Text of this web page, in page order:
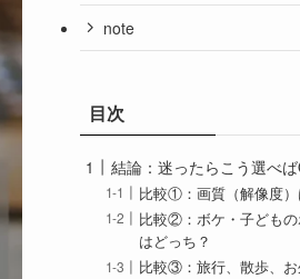
note
目次
結論：迷ったらこう選べ
比較①：画質（解像度）
比較②：ボケ・子ども
はどっち？
比較③：旅行、散歩、お